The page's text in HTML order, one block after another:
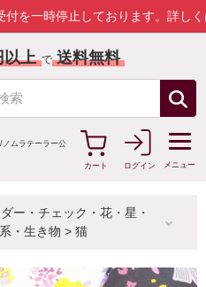
止しております。詳しくはこちら
以上 で 送料無料
ノムラテーラー公
カート
ログイン メニュー
ー・チェック・花・星・
・生き物 > 猫